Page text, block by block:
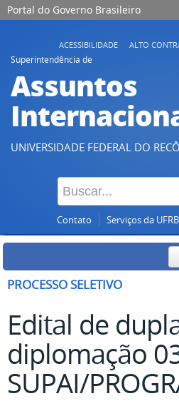
Portal do Governo Brasileiro
ACESSIBILIDADE ALTO
Superintendência de
Assuntos
UNIVERSIDADE FEDERAL DO
Contato Serviços da UFRB
PROCESSO SELETIVO
Edital de
diplomação
SUPAI/